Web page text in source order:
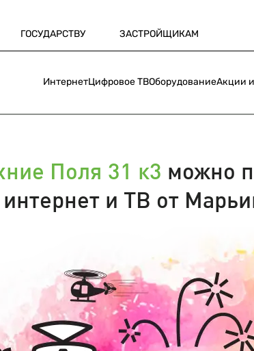
ГОСУДАРСТВУ ЗАСТРОЙЩИКАМ
ИнтернетЦифровое ТВОборудованиеАкции
Поля 31 к3 можно
интернет и ТВ от